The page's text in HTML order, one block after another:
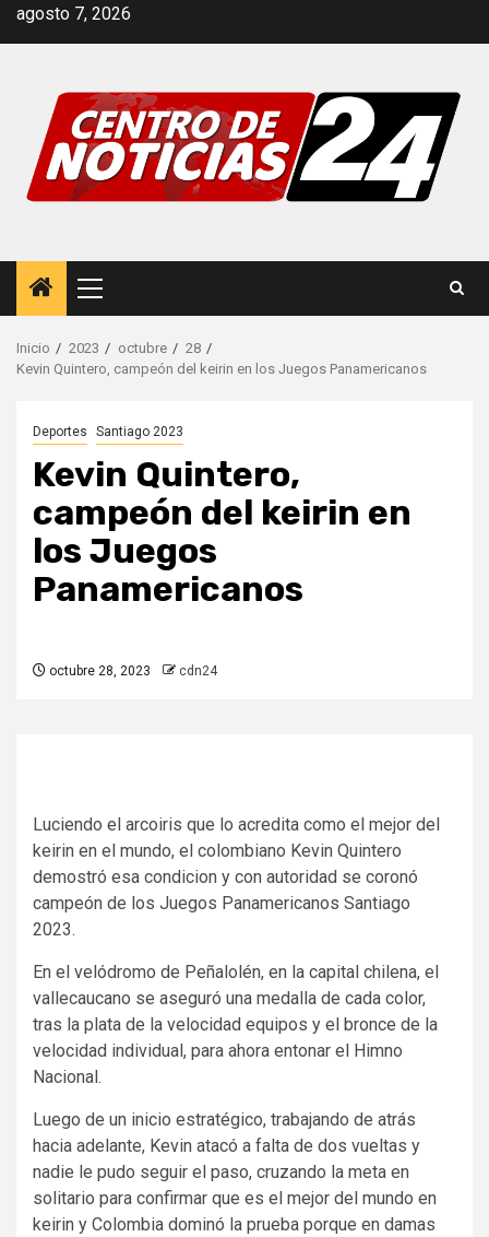
Saltar
agosto 7, 2026
Menú
principal
Inicio 2023 octubre
28
Kevin Quintero, campeón del keirin en los Juegos Panamericanos
Deportes Santiago 2023
Kevin Quintero,
campeón del keirin en
los Juegos
Panamericanos
octubre 28, 2023 cdn24
Luciendo el arcoiris que lo acredita como el mejor del
keirin en el mundo, el colombiano Kevin Quintero
demostró esa condicion y con autoridad se coronó
campeón de los Juegos Panamericanos Santiago
2023.
En el velódromo de Peñalolén, en la capital chilena, el
vallecaucano se aseguró una medalla de cada color,
tras la plata de la velocidad equipos y el bronce de la
velocidad individual, para ahora entonar el Himno
Nacional.
Luego de un inicio estratégico, trabajando de atrás
hacia adelante, Kevin atacó a falta de dos vueltas y
nadie le pudo seguir el paso, cruzando la meta en
solitario para confirmar que es el mejor del mundo en
keirin y Colombia dominó la prueba porque en damas